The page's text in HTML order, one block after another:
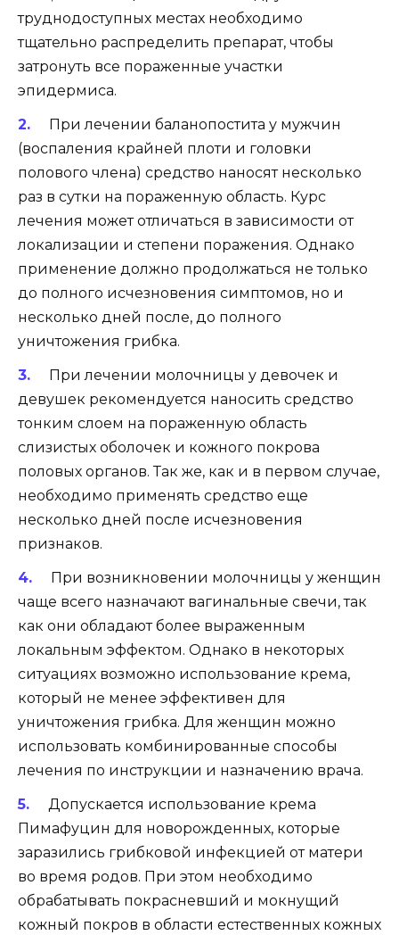
труднодоступных местах необходимо
тщательно распределить препарат, чтобы
затронуть все пораженные участки
эпидермиса.
При лечении баланопостита у мужчин
(воспаления крайней плоти и головки
полового члена) средство наносят несколько
раз в сутки на пораженную область. Курс
лечения может отличаться в зависимости от
локализации и степени поражения. Однако
применение должно продолжаться не только
до полного исчезновения симптомов, но и
несколько дней после, до полного
уничтожения грибка.
При лечении молочницы у девочек и
девушек рекомендуется наносить средство
тонким слоем на пораженную область
слизистых оболочек и кожного покрова
половых органов. Так же, как и в первом случае,
необходимо применять средство еще
несколько дней после исчезновения
признаков.
При возникновении молочницы у женщин
чаще всего назначают вагинальные свечи, так
как они обладают более выраженным
локальным эффектом. Однако в некоторых
ситуациях возможно использование крема,
который не менее эффективен для
уничтожения грибка. Для женщин можно
использовать комбинированные способы
лечения по инструкции и назначению врача.
Допускается использование крема
Пимафуцин для новорожденных, которые
заразились грибковой инфекцией от матери
во время родов. При этом необходимо
обрабатывать покрасневший и мокнущий
кожный покров в области естественных кожных